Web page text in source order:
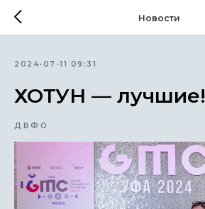
Новости
2024-07-11 09:31
ХОТУН — лучшие!
ДВФО